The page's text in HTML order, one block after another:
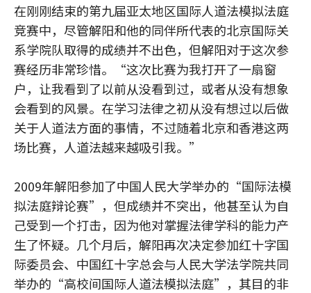
在刚刚结束的第九届亚太地区国际人道法模拟法庭
竞赛中，尽管解阳和他的同伴所代表的北京国际关
系学院队取得的成绩并不出色，但解阳对于这次参
赛经历非常珍惜。“这次比赛为我打开了一扇窗
户，让我看到了以前从没看到过，或者从没有想象
会看到的风景。在学习法律之初从没有想过以后做
关于人道法方面的事情，不过随着北京和香港这两
场比赛，人道法越来越吸引我。”
2009年解阳参加了中国人民大学举办的“国际法模
拟法庭辩论赛”，但成绩并不突出，他甚至认为自
己受到一个打击，因为他对掌握法律学科的能力产
生了怀疑。几个月后，解阳再次决定参加红十字国
际委员会、中国红十字总会与人民大学法学院共同
举办的“高校间国际人道法模拟法庭”，其目的非